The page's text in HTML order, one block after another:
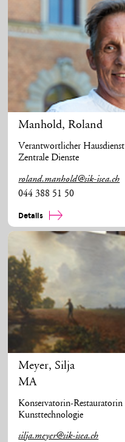
Manhold, Roland
Verantwortlicher Hausdienst
Zentrale Dienste
roland.manhold@sik-isea.ch
044 388 51 50
Details
Meyer, Silja
MA
Konservatorin-Restauratorin
Kunsttechnologie
silja.meyer@sik-isea.ch